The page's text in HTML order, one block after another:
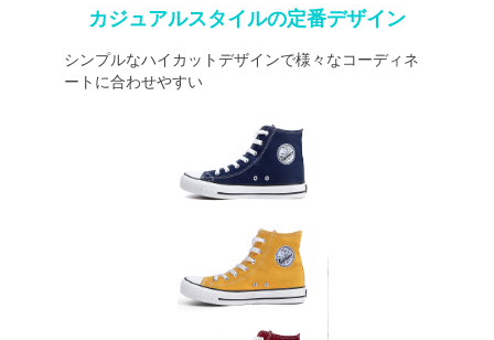
カジュアルスタイルの定番デザイン
シンプルなハイカットデザインで様々なコーディネ
ートに合わせやすい